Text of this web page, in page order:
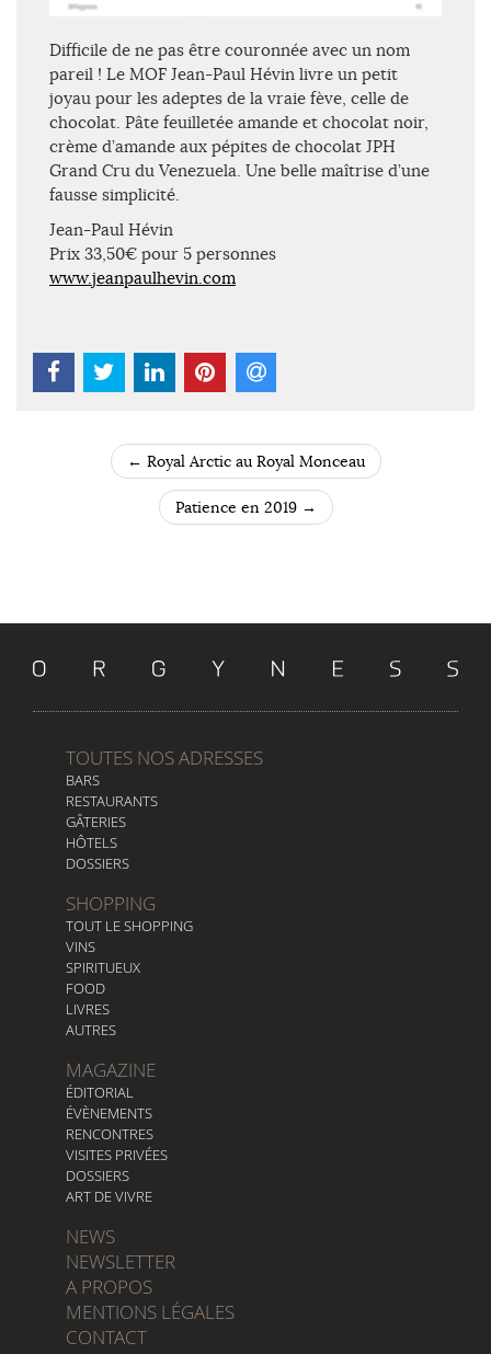
Difficile de ne pas être couronnée avec un nom
pareil ! Le MOF Jean-Paul Hévin livre un petit
joyau pour les adeptes de la vraie fève, celle de
chocolat. Pâte feuilletée amande et chocolat noir,
crème d’amande aux pépites de chocolat JPH
Grand Cru du Venezuela. Une belle maîtrise d’une
fausse simplicité.
Jean-Paul Hévin
Prix 33,50€ pour 5 personnes
www.jeanpaulhevin.com
POST NAVIGATION
← Royal Arctic au Royal Monceau
Patience en 2019 →
TOUTES NOS ADRESSES
BARS
RESTAURANTS
GÂTERIES
HÔTELS
DOSSIERS
SHOPPING
TOUT LE SHOPPING
VINS
SPIRITUEUX
FOOD
LIVRES
AUTRES
MAGAZINE
ÉDITORIAL
ÉVÈNEMENTS
RENCONTRES
VISITES PRIVÉES
DOSSIERS
ART DE VIVRE
NEWS
NEWSLETTER
A PROPOS
MENTIONS LÉGALES
CONTACT